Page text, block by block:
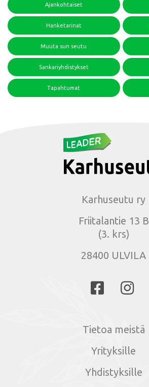
Ajankohtaiset
Hanketarinat
Muuta sun seutu
Sankariyhdistykset
Tapahtumat
Karhuseutu ry
Friitalantie 13 B
(3. krs)
28400 ULVILA
Tietoa meistä
Yrityksille
Yhdistyksille